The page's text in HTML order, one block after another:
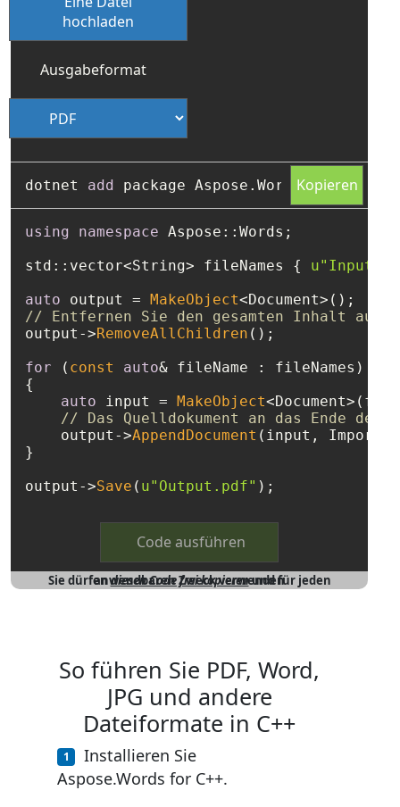
hochladen
Ausgabeformat
dotnet add Kopieren
using namespace Aspose::Words;
std::vector<String> fileNames {
auto output = MakeObject
// Entfernen Sie den gesamten Inhalt aus
output->RemoveAllChildren ();
for ( const auto& fileName : fileNames)
{
auto input = MakeObject
// Das Quelldokument an das Ende des
    output->
AppendDocument (input,
}
output->Save ( u"Output.pdf"
Code ausführen
Sie dürfendiesen Code frei kopieren
und für jeden anwendbaren Zweck verwenden
So führen Sie PDF, Word,
JPG und andere
Dateiformate in C++
Installieren Sie
Aspose.Words for C++.